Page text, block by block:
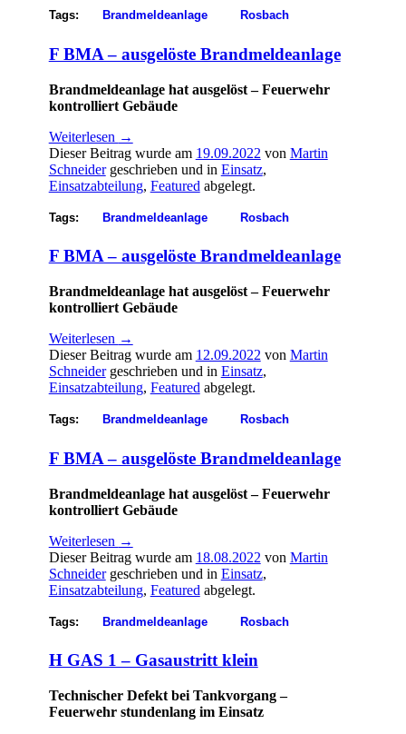
Tags: Brandmeldeanlage Rosbach
F BMA – ausgelöste Brandmeldeanlage
Brandmeldeanlage hat ausgelöst – Feuerwehr
kontrolliert Gebäude
Weiterlesen →
Dieser Beitrag wurde am 19.09.2022 von Martin
Schneidergeschrieben und in Einsatz,
Einsatzabteilung, Featured abgelegt.
Tags: Brandmeldeanlage Rosbach
F BMA – ausgelöste Brandmeldeanlage
Brandmeldeanlage hat ausgelöst – Feuerwehr
kontrolliert Gebäude
Weiterlesen →
Dieser Beitrag wurde am 12.09.2022 von Martin
Schneidergeschrieben und in Einsatz,
Einsatzabteilung, Featured abgelegt.
Tags: Brandmeldeanlage Rosbach
F BMA – ausgelöste Brandmeldeanlage
Brandmeldeanlage hat ausgelöst – Feuerwehr
kontrolliert Gebäude
Weiterlesen →
Dieser Beitrag wurde am 18.08.2022 von Martin
Schneidergeschrieben und in Einsatz,
Einsatzabteilung, Featured abgelegt.
Tags: Brandmeldeanlage Rosbach
H GAS 1 – Gasaustritt klein
Technischer Defekt bei Tankvorgang –
Feuerwehr stundenlang im Einsatz